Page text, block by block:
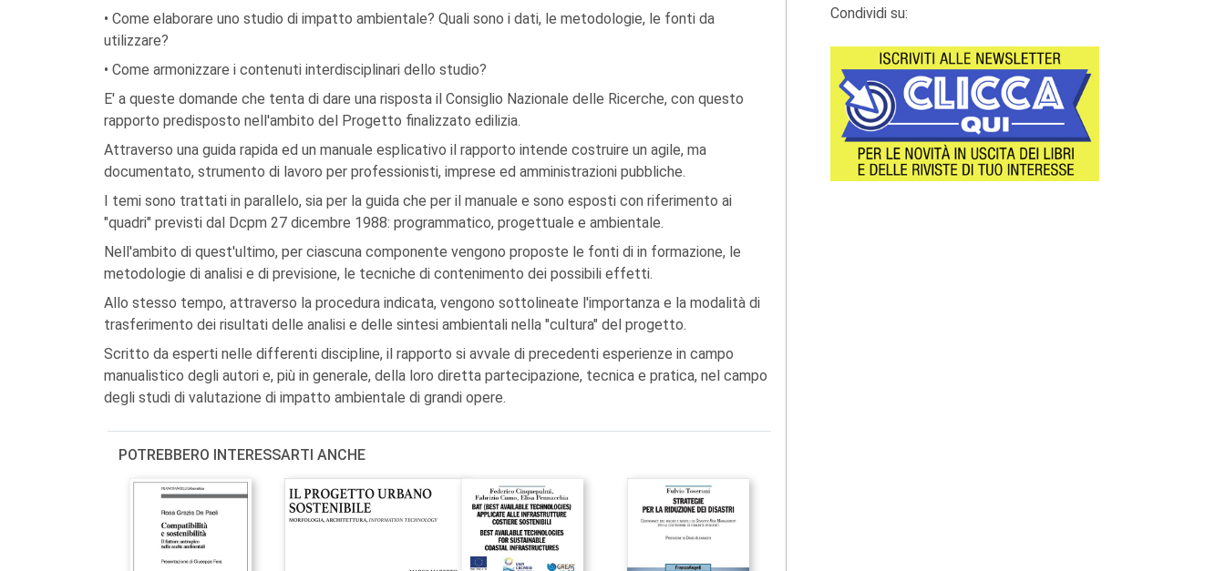
• Come elaborare uno studio di impatto ambientale? Quali sono i dati, le metodologie, le fonti da
utilizzare?
• Come armonizzare i contenuti interdisciplinari dello studio?
E' a queste domande che tenta di dare una risposta il Consiglio Nazionale delle Ricerche, con questo
rapporto predisposto nell'ambito del Progetto finalizzato edilizia.
Attraverso una guida rapida ed un manuale esplicativo il rapporto intende costruire un agile, ma
documentato, strumento di lavoro per professionisti, imprese ed amministrazioni pubbliche.
I temi sono trattati in parallelo, sia per la guida che per il manuale e sono esposti con riferimento ai
"quadri" previsti dal Dcpm 27 dicembre 1988: programmatico, progettuale e ambientale.
Nell'ambito di quest'ultimo, per ciascuna componente vengono proposte le fonti di in formazione, le
metodologie di analisi e di previsione, le tecniche di contenimento dei possibili effetti.
Allo stesso tempo, attraverso la procedura indicata, vengono sottolineate l'importanza e la modalità di
trasferimento dei risultati delle analisi e delle sintesi ambientali nella "cultura" del progetto.
Scritto da esperti nelle differenti discipline, il rapporto si avvale di precedenti esperienze in campo
manualistico degli autori e, più in generale, della loro diretta partecipazione, tecnica e pratica, nel campo
degli studi di valutazione di impatto ambientale di grandi opere.
POTREBBERO INTERESSARTI ANCHE
Condividi su: